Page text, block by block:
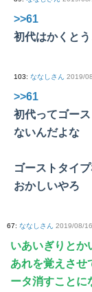
>>61
初代はかくと
103: ななしさん 2019/
>>61
初代ってゴー
ないんだよな
ゴーストタイ
おかしいやろ
67: ななしさん 2019/08/
いあいぎりとか
あれを覚えさせ
ータ消すことに